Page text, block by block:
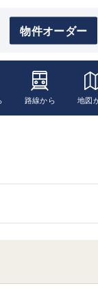
物件オーダー
路線から 地図